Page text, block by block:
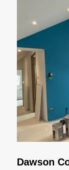
Dawson